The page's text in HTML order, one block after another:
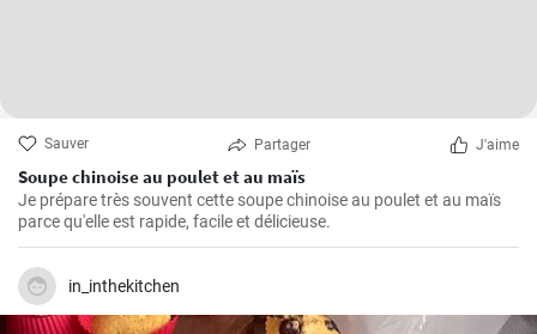
Sauver Partager J'aime
Soupe chinoise au poulet et au maïs
Je prépare très souvent cette soupe chinoise au poulet et au maïs
parce qu'elle est rapide, facile et délicieuse.
in_inthekitchen